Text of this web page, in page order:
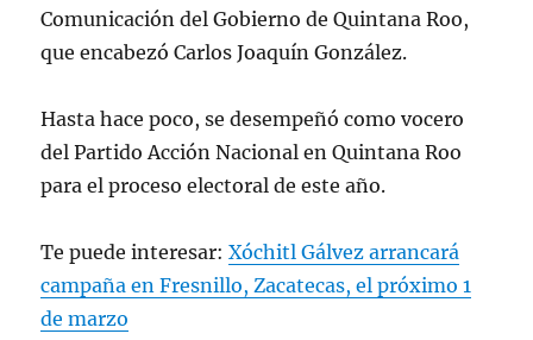
Comunicación del Gobierno de Quintana Roo,
que encabezó Carlos Joaquín González.
Hasta hace poco, se desempeñó como vocero
del Partido Acción Nacional en Quintana Roo
para el proceso electoral de este año.
Te puede interesar:Xóchitl Gálvez arrancará
campaña en Fresnillo, Zacatecas, el próximo 1
de marzo